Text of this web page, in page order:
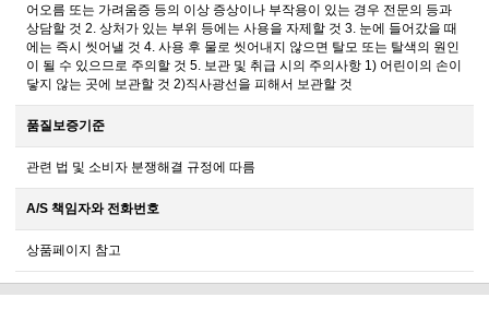
어오름 또는 가려움증 등의 이상 증상이나 부작용이 있는 경우 전문의 등과
상담할 것 2. 상처가 있는 부위 등에는 사용을 자제할 것 3. 눈에 들어갔을 때
에는 즉시 씻어낼 것 4. 사용 후 물로 씻어내지 않으면 탈모 또는 탈색의 원인
이 될 수 있으므로 주의할 것 5. 보관 및 취급 시의 주의사항 1) 어린이의 손이
닿지 않는 곳에 보관할 것 2)직사광선을 피해서 보관할 것
품질보증기준
관련 법 및 소비자 분쟁해결 규정에 따름
A/S 책임자와 전화번호
상품페이지 참고